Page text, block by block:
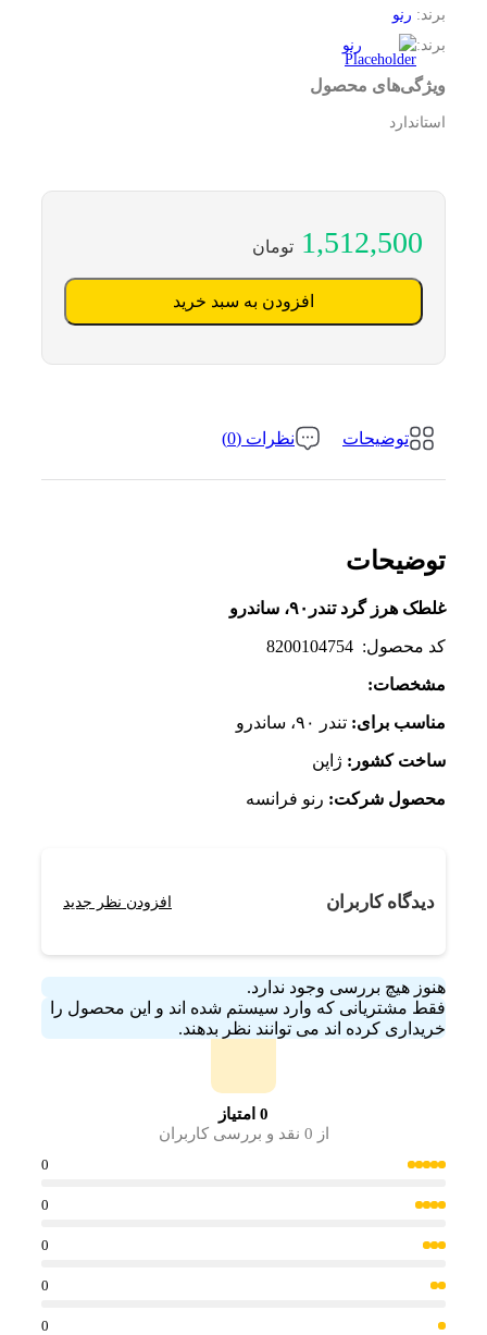
برند: رنو
برند:
رنو
ویژگی‌های محصول
استاندارد
1,512,500 تومان
افزودن به سبد خرید
توضیحات نظرات (0)
توضیحات
غلطک هرز گرد تندر ۹۰، ساندرو
کد محصول: 8200104754
مشخصات:
مناسب برای: تندر ۹۰، ساندرو
ساخت کشور : ژاپن
محصول شرکت: رنو فرانسه
دیدگاه کاربران افزودن نظر جدید
هنوز هیچ بررسی وجود ندارد.
فقط مشتریانی که وارد سیستم شده اند و این محصول را
خریداری کرده اند می توانند نظر بدهند.
0 امتیاز
از 0 نقد و بررسی کاربران
0
0
0
0
0